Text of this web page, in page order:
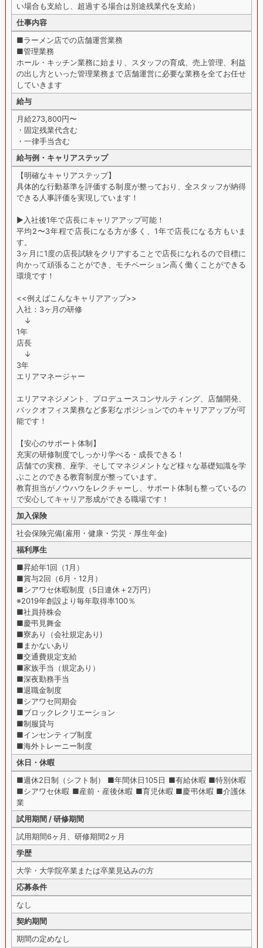
い場合も支給し、超過する場合は別途残業代を支給）
仕事内容
■ラーメン店での店舗運営業務
■管理業務
ホール・キッチン業務に始まり、スタッフの育成、売上管理、利益
の出し方といった管理業務まで店舗運営に必要な業務を全てお任せ
していきます
給与
月給273,800円〜
・固定残業代含む
・一律手当含む
給与例・キャリアステップ
【明確なキャリアステップ】
具体的な行動基準を評価する制度が整っており、全スタッフが納得
できる人事評価を実現しています！
▶︎入社後1年で店長にキャリアアップ可能！
平均2〜3年程で店長になる方が多く、1年で店長になる方もいま
す。
3ヶ月に1度の店長試験をクリアすることで店長になれるので目標に
向かって頑張ることができ、モチベーション高く働くことができる
環境です！
<<例えばこんなキャリアアップ>>
入社：3ヶ月の研修
↓
1年
店長
↓
3年
エリアマネージャー
エリアマネジメント、プロデュースコンサルティング、店舗開発、
バックオフィス業務など多彩なポジションでのキャリアアップが可
能です！
【安心のサポート体制】
充実の研修制度でしっかり学べる・成長できる！
店舗での実務、座学、そしてマネジメントなど様々な基礎知識を学
ぶことのできる教育制度が整っています。
教育担当がノウハウをレクチャーし、サポート体制も整っているの
で安心してキャリア形成ができる職場です！
加入保険
社会保険完備(雇用・健康・労災・厚生年金)
福利厚生
■昇給年1回（1月）
■賞与2回（6月・12月）
■シアワセ休暇制度（5日連休＋2万円）
※2019年創設より毎年取得率100％
■社員持株会
■慶弔見舞金
■寮あり（会社規定あり)
■まかないあり
■交通費規定支給
■家族手当（規定あり）
■深夜勤務手当
■退職金制度
■シアワセ同期会
■ブロックレクリエーション
■制服貸与
■インセンティブ制度
■海外トレーニー制度
休日・休暇
■週休2日制（シフト制） ■年間休日105日 ■有給休暇 ■特別休暇
■シアワセ休暇 ■産前・産後休暇 ■育児休暇 ■慶弔休暇 ■介護休
業
試用期間 / 研修期間
試用期間6ヶ月、研修期間2ヶ月
学歴
大学・大学院卒業または卒業見込みの方
応募条件
なし
契約期間
期間の定めなし